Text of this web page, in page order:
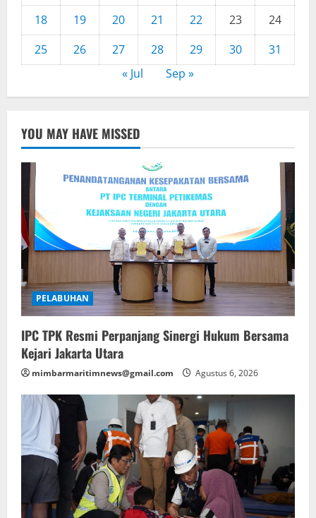
18
19 20 21 22 23
24
25
26 27 28 29 30
31
« Jul
Sep »
YOU MAY HAVE MISSED
PELABUHAN
IPC TPK Resmi Perpanjang Sinergi Hukum Bersama
Kejari Jakarta Utara
mimbarmaritimnews@gmail.com Agustus 6, 2026